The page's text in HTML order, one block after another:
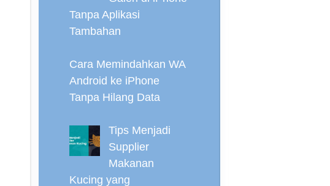
Tanpa Aplikasi
Tambahan
Cara Memindahkan WA
Android ke iPhone
Tanpa Hilang Data
Tips Menjadi
Supplier
Makanan
Kucing yang